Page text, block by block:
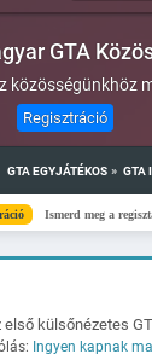
GTA
közösségünkhöz
Regisztráció
GTA EGYJÁTÉKOS » GTA
Ismerd meg a regisztáció
első külsőnézetes
Ingyen kapnak